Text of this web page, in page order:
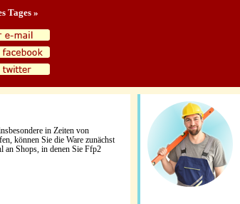
Tages »
in Zeiten von
können Sie die Ware zunächst
an Shops, in denen Sie Ffp2